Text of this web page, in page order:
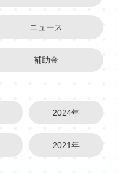
ニュース
補助金
2024年
2021年